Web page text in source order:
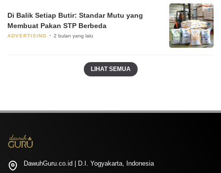
Di Balik Setiap Butir: Standar Mutu yang
Membuat Pakan STP Berbeda
ADVERTISING 2 bulan yang lalu
LIHAT SEMUA
DawuhGuru.co.id | D.I. Yogyakarta, Indonesia